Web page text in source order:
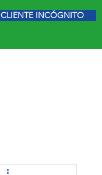
CLIENTE INCÓGNITO